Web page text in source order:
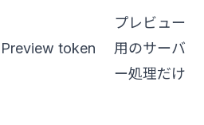
Preview token
プレビュー
用のサーバ
ー処理だけ